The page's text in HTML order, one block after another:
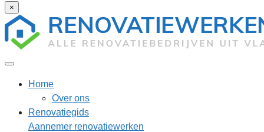
×
Home
Over ons
Renovatiegids
Aannemer renovatiewerken